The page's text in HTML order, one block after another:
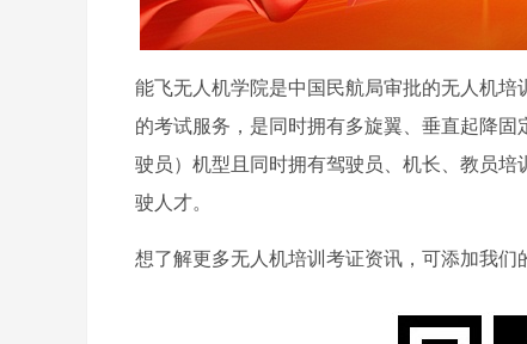
能飞无人机学院是中国民航局审批的无人机
的考试服务，是同时拥有多旋翼、垂直起降
驶员）机型且同时拥有驾驶员、机长、教员
驶人才。
想了解更多无人机培训考证资讯，可添加我